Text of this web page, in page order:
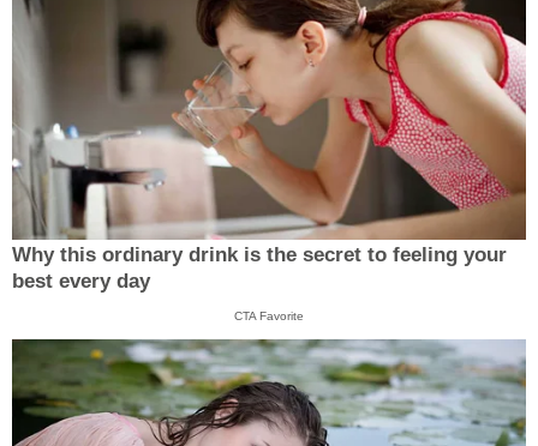
Why this ordinary drink is the secret to feeling your
best every day
CTA Favorite